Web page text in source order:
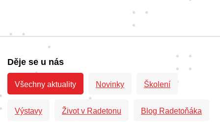
Děje se u nás
Všechny aktuality Novinky Školení
Výstavy Život v Radetonu Blog Radetoňáka